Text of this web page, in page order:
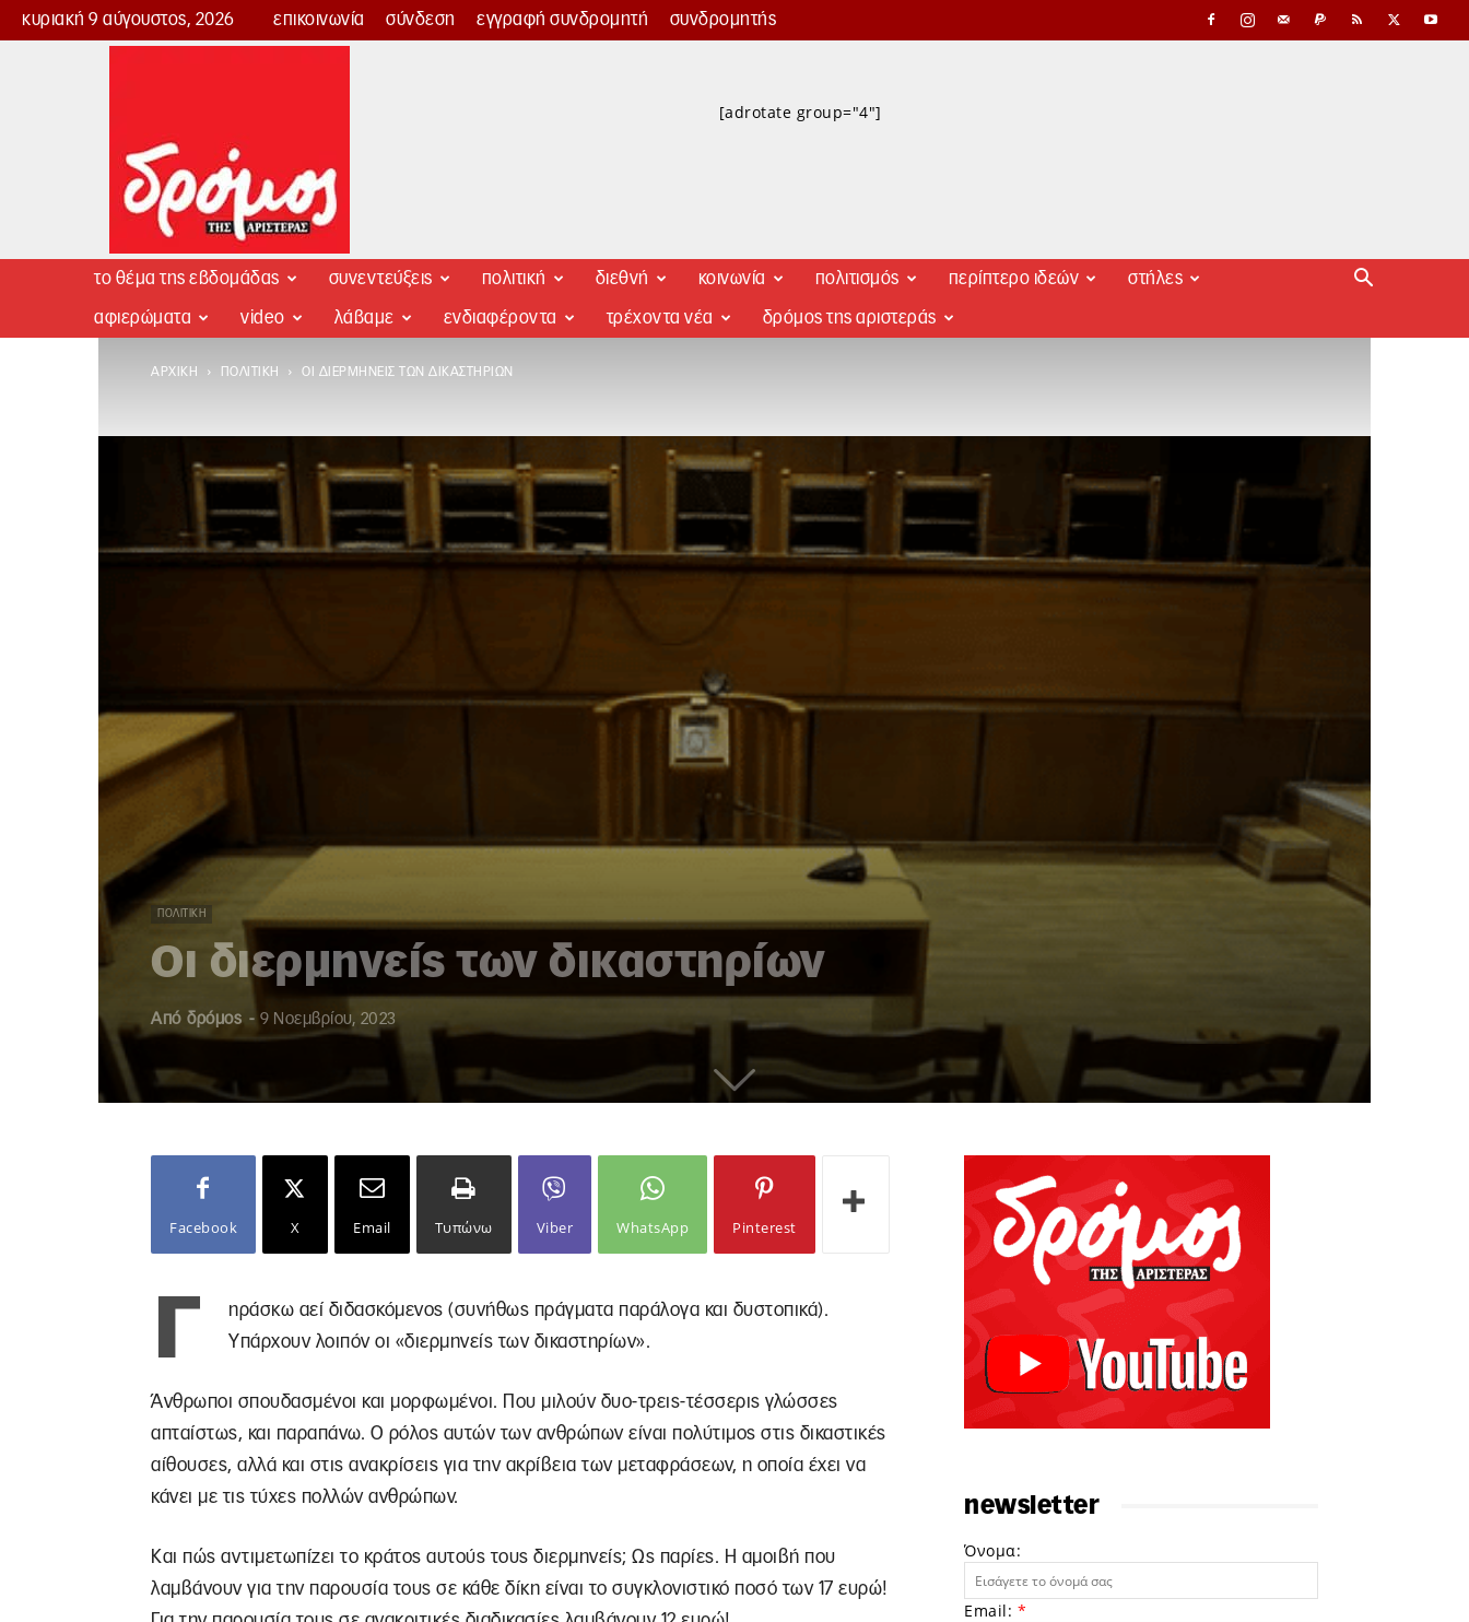
κυριακή 9 αύγουστος, 2026 επικοινωνία σύνδεση εγγραφή συνδρομητή συνδρομητής
Δρόμος
[adrotate group="4"]
το θέμα της εβδομάδας συνεντεύξεις πολιτική διεθνή κοινωνία πολιτισμός περίπτερο ιδεών στήλες
αφιερώματα video λάβαμε ενδιαφέροντα τρέχοντα νέα δρόμος της αριστεράς
ΑΡΧΙΚΉ ΠΟΛΙΤΙΚΉ ΟΙ ΔΙΕΡΜΗΝΕΊΣ ΤΩΝ ΔΙΚΑΣΤΗΡΊΩΝ
ΠΟΛΙΤΙΚΉ
Οι διερμηνείς των δικαστηρίων
Από δρόμος - 9 Νοεμβρίου, 2023
Facebook X Email Τυπώνω Viber WhatsApp Pinterest
Γ
ηράσκω αεί διδασκόμενος (συνήθως πράγματα παράλογα και δυστοπικά).
Υπάρχουν λοιπόν οι «διερμηνείς των δικαστηρίων».
Άνθρωποι σπουδασμένοι και μορφωμένοι. Που μιλούν δυο-τρεις-τέσσερις γλώσσες
απταίστως, και παραπάνω. Ο ρόλος αυτών των ανθρώπων είναι πολύτιμος στις δικαστικές
αίθουσες, αλλά και στις ανακρίσεις για την ακρίβεια των μεταφράσεων, η οποία έχει να
κάνει με τις τύχες πολλών ανθρώπων.
Και πώς αντιμετωπίζει το κράτος αυτούς τους διερμηνείς; Ως παρίες. Η αμοιβή που
λαμβάνουν για την παρουσία τους σε κάθε δίκη είναι το συγκλονιστικό ποσό των 17 ευρώ!
newsletter
Όνομα:
Email: *